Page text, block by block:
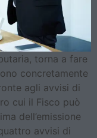
torna a fare
concretamente
agli avvisi di
cui il Fisco può
dell’emissione
avvisi di